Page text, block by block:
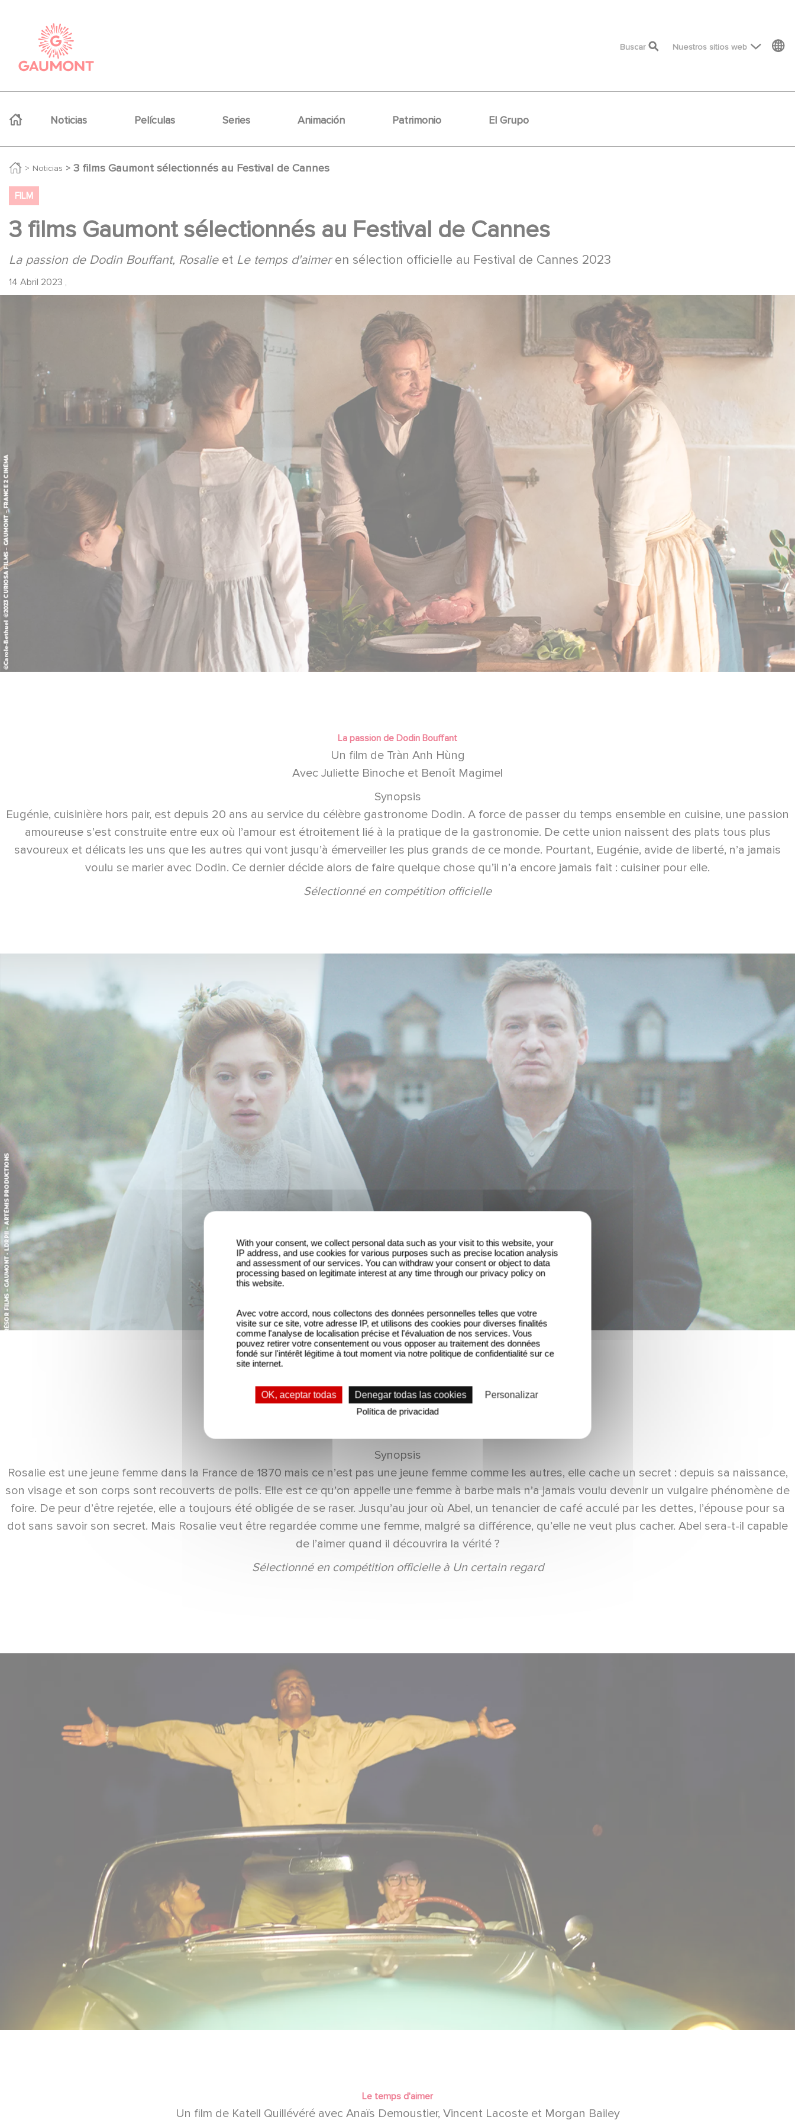
top menu
Buscar Nuestros sitios web
Noticias Películas Series Animación Patrimonio El Grupo
Noticias 3 films Gaumont sélectionnés au Festival de Cannes
FILM
3 films Gaumont sélectionnés au Festival de Cannes
La passion de Dodin Bouffant, Rosalie et Le temps d'aimeren sélection officielle au Festival de Cannes 2023
14 Abril 2023 ,
La passion de Dodin Bouffant
Un film de Tràn Anh Hùng
Avec Juliette Binoche et Benoît Magimel
Synopsis
Eugénie, cuisinière hors pair, est depuis 20 ans au service du célèbre gastronome Dodin. A force de passer du temps ensemble en cuisine, une passion
amoureuse s’est construite entre eux où l’amour est étroitement lié à la pratique de la gastronomie. De cette union naissent des plats tous plus
savoureux et délicats les uns que les autres qui vont jusqu’à émerveiller les plus grands de ce monde. Pourtant, Eugénie, avide de liberté, n’a jamais
voulu se marier avec Dodin. Ce dernier décide alors de faire quelque chose qu’il n’a encore jamais fait : cuisiner pour elle.
Sélectionné en compétition officielle
Rosalie
Un film de Stéphanie Di Giusto
Synopsis
Rosalie est une jeune femme dans la France de 1870 mais ce n’est pas une jeune femme comme les autres, elle cache un secret : depuis sa naissance,
son visage et son corps sont recouverts de poils. Elle est ce qu’on appelle une femme à barbe mais n’a jamais voulu devenir un vulgaire phénomène de
foire. De peur d’être rejetée, elle a toujours été obligée de se raser. Jusqu’au jour où Abel, un tenancier de café acculé par les dettes, l’épouse pour sa
dot sans savoir son secret. Mais Rosalie veut être regardée comme une femme, malgré sa différence, qu’elle ne veut plus cacher. Abel sera-t-il capable
de l’aimer quand il découvrira la vérité ?
Sélectionné en compétition officielle à Un certain regard
Le temps d'aimer
Un film de Katell Quillévéré avec Anaïs Demoustier, Vincent Lacoste et Morgan Bailey
With your consent, we collect personal data such as your visit to this website, your
IP address, and use cookies for various purposes such as precise location analysis
and assessment of our services. You can withdraw your consent or object to data
processing based on legitimate interest at any time through our privacy policy on
this website.
Avec votre accord, nous collectons des données personnelles telles que votre
visite sur ce site, votre adresse IP, et utilisons des cookies pour diverses finalités
comme l'analyse de localisation précise et l'évaluation de nos services. Vous
pouvez retirer votre consentement ou vous opposer au traitement des données
fondé sur l'intérêt légitime à tout moment via notre politique de confidentialité sur ce
site internet.
OK, aceptar todas Denegar todas las cookies
Personalizar
Política de privacidad